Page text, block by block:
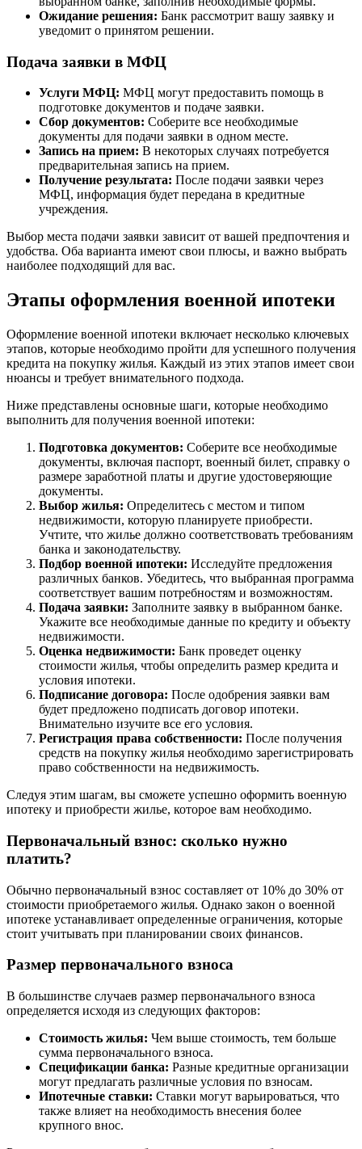
Ожидание решения: Банк рассмотрит вашу заявку и
уведомит о принятом решении.
Подача заявки в МФЦ
Услуги МФЦ: МФЦ могут предоставить помощь в
подготовке документов и подаче заявки.
Сбор документов: Соберите все необходимые
документы для подачи заявки в одном месте.
Запись на прием: В некоторых случаях потребуется
предварительная запись на прием.
Получение результата: После подачи заявки через
МФЦ, информация будет передана в кредитные
учреждения.
Выбор места подачи заявки зависит от вашей предпочтения и
удобства. Оба варианта имеют свои плюсы, и важно выбрать
наиболее подходящий для вас.
Этапы оформления военной ипотеки
Оформление военной ипотеки включает несколько ключевых
этапов, которые необходимо пройти для успешного получения
кредита на покупку жилья. Каждый из этих этапов имеет свои
нюансы и требует внимательного подхода.
Ниже представлены основные шаги, которые необходимо
выполнить для получения военной ипотеки:
Подготовка документов: Соберите все необходимые
документы, включая паспорт, военный билет, справку о
размере заработной платы и другие удостоверяющие
документы.
Выбор жилья: Определитесь с местом и типом
недвижимости, которую планируете приобрести.
Учтите, что жилье должно соответствовать требованиям
банка и законодательству.
Подбор военной ипотеки: Исследуйте предложения
различных банков. Убедитесь, что выбранная программа
соответствует вашим потребностям и возможностям.
Подача заявки: Заполните заявку в выбранном банке.
Укажите все необходимые данные по кредиту и объекту
недвижимости.
Оценка недвижимости: Банк проведет оценку
стоимости жилья, чтобы определить размер кредита и
условия ипотеки.
Подписание договора: После одобрения заявки вам
будет предложено подписать договор ипотеки.
Внимательно изучите все его условия.
Регистрация права собственности: После получения
средств на покупку жилья необходимо зарегистрировать
право собственности на недвижимость.
Следуя этим шагам, вы сможете успешно оформить военную
ипотеку и приобрести жилье, которое вам необходимо.
Первоначальный взнос: сколько нужно
платить?
Обычно первоначальный взнос составляет от 10% до 30% от
стоимости приобретаемого жилья. Однако закон о военной
ипотеке устанавливает определенные ограничения, которые
стоит учитывать при планировании своих финансов.
Размер первоначального взноса
В большинстве случаев размер первоначального взноса
определяется исходя из следующих факторов:
Стоимость жилья: Чем выше стоимость, тем больше
сумма первоначального взноса.
Спецификации банка: Разные кредитные организации
могут предлагать различные условия по взносам.
Ипотечные ставки: Ставки могут варьироваться, что
также влияет на необходимость внесения более
крупного внос.